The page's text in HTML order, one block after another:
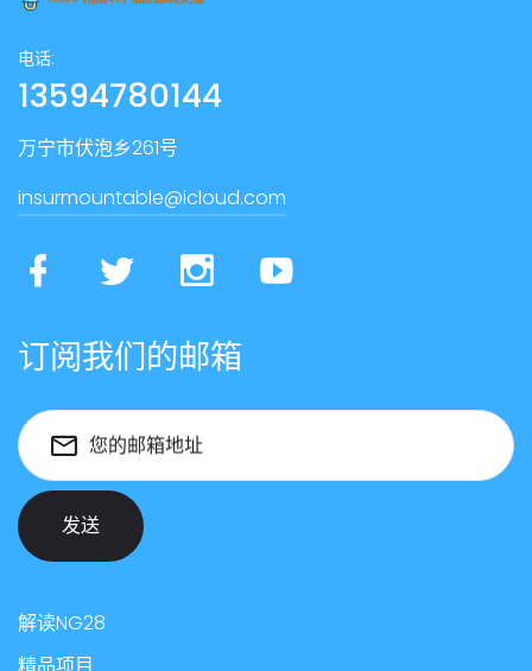
电话:
13594780144
万宁市伏泡乡261号
insurmountable@icloud.com
订阅我们的邮箱
您的邮箱地址
发送
解读NG28